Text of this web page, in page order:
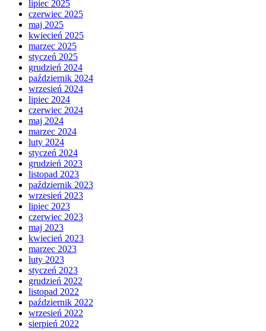
lipiec 2025
czerwiec 2025
maj 2025
kwiecień 2025
marzec 2025
styczeń 2025
grudzień 2024
październik 2024
wrzesień 2024
lipiec 2024
czerwiec 2024
maj 2024
marzec 2024
luty 2024
styczeń 2024
grudzień 2023
listopad 2023
październik 2023
wrzesień 2023
lipiec 2023
czerwiec 2023
maj 2023
kwiecień 2023
marzec 2023
luty 2023
styczeń 2023
grudzień 2022
listopad 2022
październik 2022
wrzesień 2022
sierpień 2022